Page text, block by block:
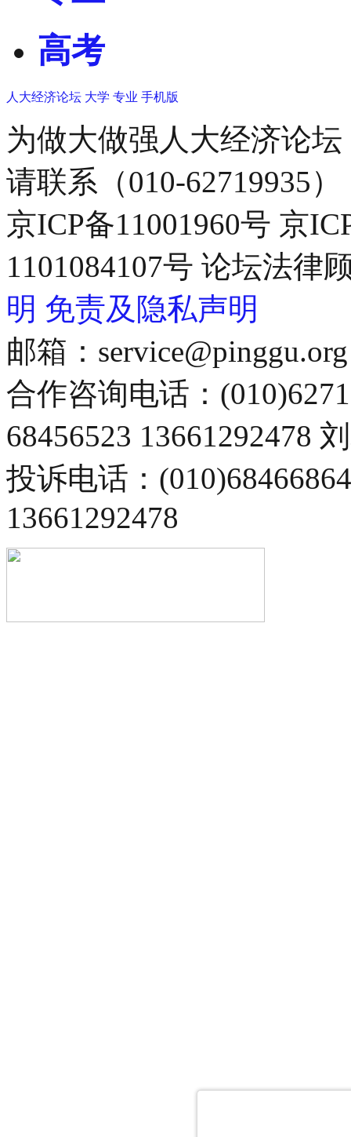
高考
人大经济论坛 大学 专业 手机版
为做大做强人大经济论
请联系（010-62719935）
京ICP备11001960号 京
1101084107号 论坛法律
明 免责及隐私声明
邮箱：service@pinggu.org
合作咨询电话：
68456523 13661292478
投诉电话：
13661292478